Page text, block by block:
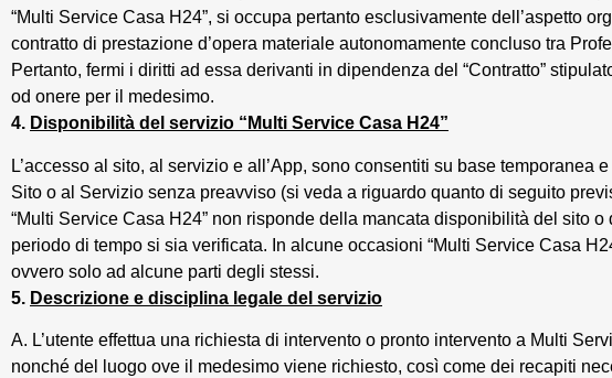
“Multi Service Casa H24”, si occupa pertanto esclusivamente dell’aspetto
contratto di prestazione d’opera materiale autonomamente concluso tra
Pertanto, fermi i diritti ad essa derivanti in dipendenza del “Contratto”
od onere per il medesimo.
4. Disponibilità del servizio “Multi Service Casa H24”
L’accesso al sito, al servizio e all’App, sono consentiti su base temporanea
Sito o al Servizio senza preavviso (si veda a riguardo quanto di seguito
“Multi Service Casa H24” non risponde della mancata disponibilità del sito
periodo di tempo si sia verificata. In alcune occasioni “Multi Service Casa
ovvero solo ad alcune parti degli stessi.
5. Descrizione e disciplina legale del servizio
A. L’utente effettua una richiesta di intervento o pronto intervento a Multi
nonché del luogo ove il medesimo viene richiesto, così come dei recapiti